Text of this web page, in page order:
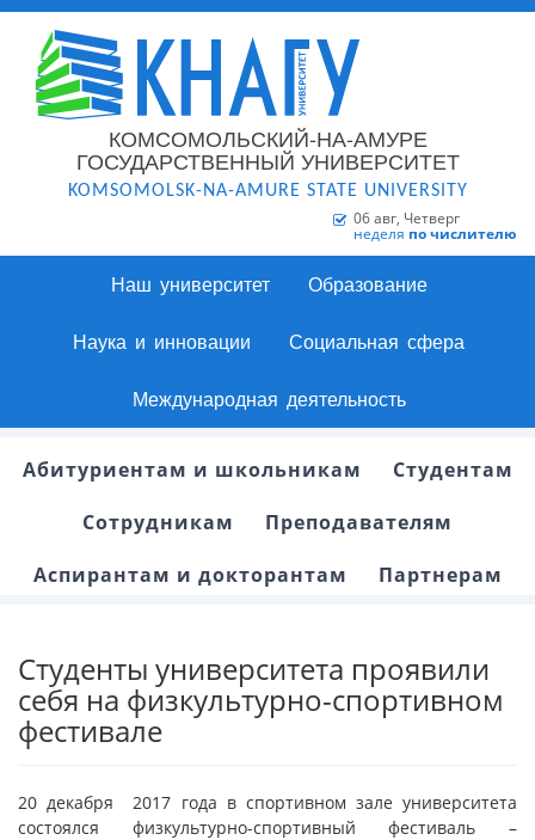
КОМСОМОЛЬСКИЙ-НА-АМУРЕ
ГОСУДАРСТВЕННЫЙ УНИВЕРСИТЕТ
KOMSOMOLSK-NA-AMURE STATE UNIVERSITY
06 авг, Четверг
неделя по числителю
Наш университет Образование
Наука и инновации Социальная сфера
Международная деятельность
Абитуриентам и школьникам
Студентам
Сотрудникам
Преподавателям
Аспирантам и докторантам
Партнерам
Студенты университета проявили
себя на физкультурно-спортивном
фестивале
20 декабря 2017 года в спортивном зале университета
состоялся физкультурно-спортивный фестиваль –